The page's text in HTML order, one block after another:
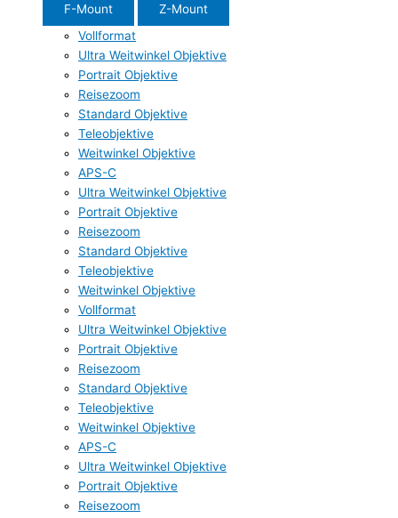
F-Mount
Z-Mount
Vollformat
Ultra Weitwinkel Objektive
Portrait Objektive
Reisezoom
Standard Objektive
Teleobjektive
Weitwinkel Objektive
APS-C
Ultra Weitwinkel Objektive
Portrait Objektive
Reisezoom
Standard Objektive
Teleobjektive
Weitwinkel Objektive
Vollformat
Ultra Weitwinkel Objektive
Portrait Objektive
Reisezoom
Standard Objektive
Teleobjektive
Weitwinkel Objektive
APS-C
Ultra Weitwinkel Objektive
Portrait Objektive
Reisezoom